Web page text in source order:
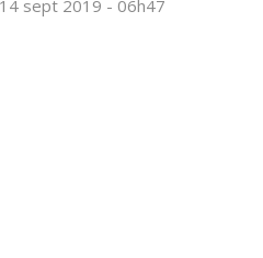
sept 2019 - 06h47